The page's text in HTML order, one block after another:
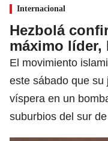
Internacional
Hezbolá
máximo líder,
El movimiento
este sábado que su
víspera en un
suburbios del sur